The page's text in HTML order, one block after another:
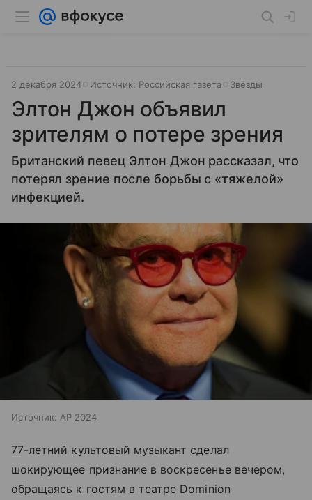
2 декабря 2024 Источник: Российская газета Звёзды
Элтон Джон объявил
зрителям о потере зрения
Британский певец Элтон Джон рассказал, что
потерял зрение после борьбы с «тяжелой»
инфекцией.
Источник: AP 2024
77-летний культовый музыкант сделал
шокирующее признание в воскресенье вечером,
обращаясь к гостям в театре Dominion